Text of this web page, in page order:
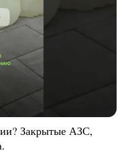
Закрытые АЗС,